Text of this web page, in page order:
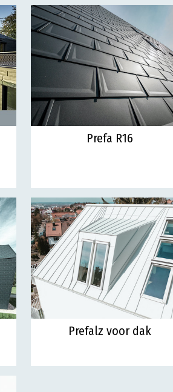
Prefa R16
Prefalz voor dak